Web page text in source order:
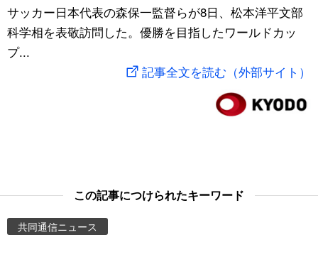
文化
動画/Live
People
スポーツ・東京2020
サッカー日本代表の森保一監督らが8日、松本洋平文部
科学相を表敬訪問した。優勝を目指したワールドカッ
プ...
記事全文を読む（外部サイト）
この記事につけられたキーワード
共同通信ニュース